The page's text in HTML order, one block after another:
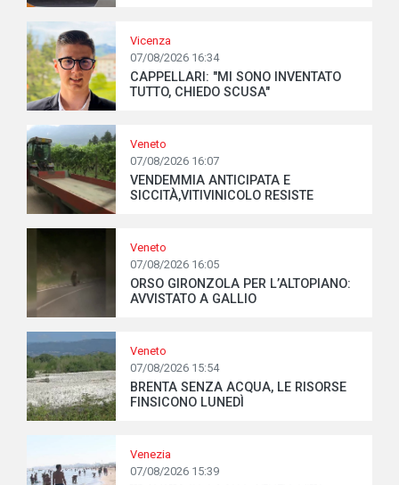
Vicenza
07/08/2026 16:34
CAPPELLARI: "MI SONO INVENTATO
TUTTO, CHIEDO SCUSA"
Veneto
07/08/2026 16:07
VENDEMMIA ANTICIPATA E
SICCITÀ,VITIVINICOLO RESISTE
Veneto
07/08/2026 16:05
ORSO GIRONZOLA PER L’ALTOPIANO:
AVVISTATO A GALLIO
Veneto
07/08/2026 15:54
BRENTA SENZA ACQUA, LE RISORSE
FINSICONO LUNEDÌ
Venezia
07/08/2026 15:39